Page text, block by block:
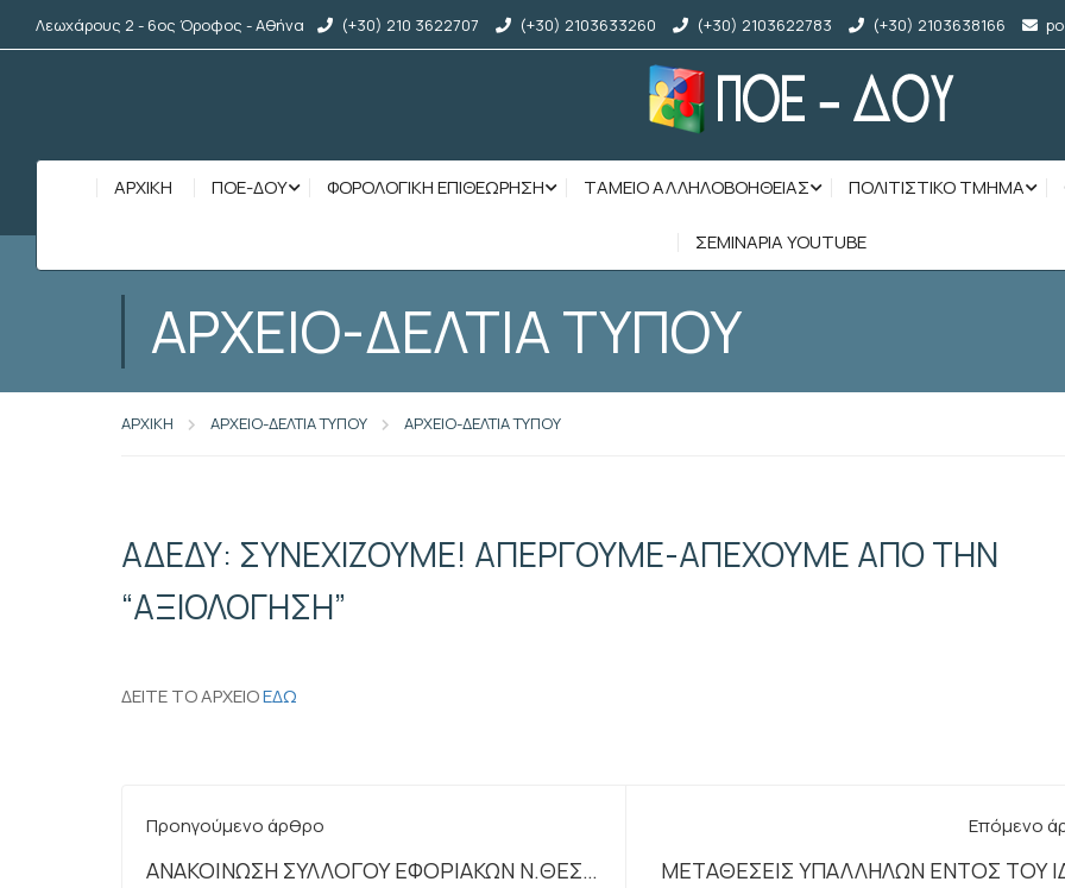
Λεωχάρους 2 - 6ος Όροφος - Αθήνα (+30) 210 3622707 (+30) 2103633260 (+30) 2103622783 (+30) 2103638166
ΑΡΧΙΚΉ ΠΟΕ-ΔΟΥ ΦΟΡΟΛΟΓΙΚΗ ΕΠΙΘΕΩΡΗΣΗ ΤΑΜΕΙΟ ΑΛΛΗΛΟΒΟΗΘΕΙΑΣ ΠΟΛΙΤΙΣΤΙΚΟ ΤΜΗΜΑ
ΣΕΜΙΝΑΡΙΑ YOUTUBE
ΑΡΧΕΙΟ-ΔΕΛΤΙΑ ΤΥΠΟΥ
ΑΡΧΙΚΗ ΑΡΧΕΙΟ-ΔΕΛΤΙΑ ΤΥΠΟΥ ΑΡΧΕΙΟ-ΔΕΛΤΙΑ ΤΥΠΟΥ
ΑΔΕΔΥ: ΣΥΝΕΧΙΖΟΥΜΕ! ΑΠΕΡΓΟΥΜΕ-ΑΠΕΧΟΥΜΕ ΑΠΟ ΤΗΝ
“ΑΞΙΟΛΟΓΗΣΗ”
ΔΕΙΤΕ ΤΟ ΑΡΧΕΙΟΕΔΩ
Προηγούμενο άρθρο
ΑΝΑΚΟΙΝΩΣΗ ΣΥΛΛΟΓΟΥ ΕΦΟΡΙΑΚΩΝ Ν.ΘΕΣ/
Επόμενο
ΜΕΤΑΘΕΣΕΙΣ ΥΠΑΛΛΗΛΩΝ ΕΝΤΟΣ ΤΟΥ